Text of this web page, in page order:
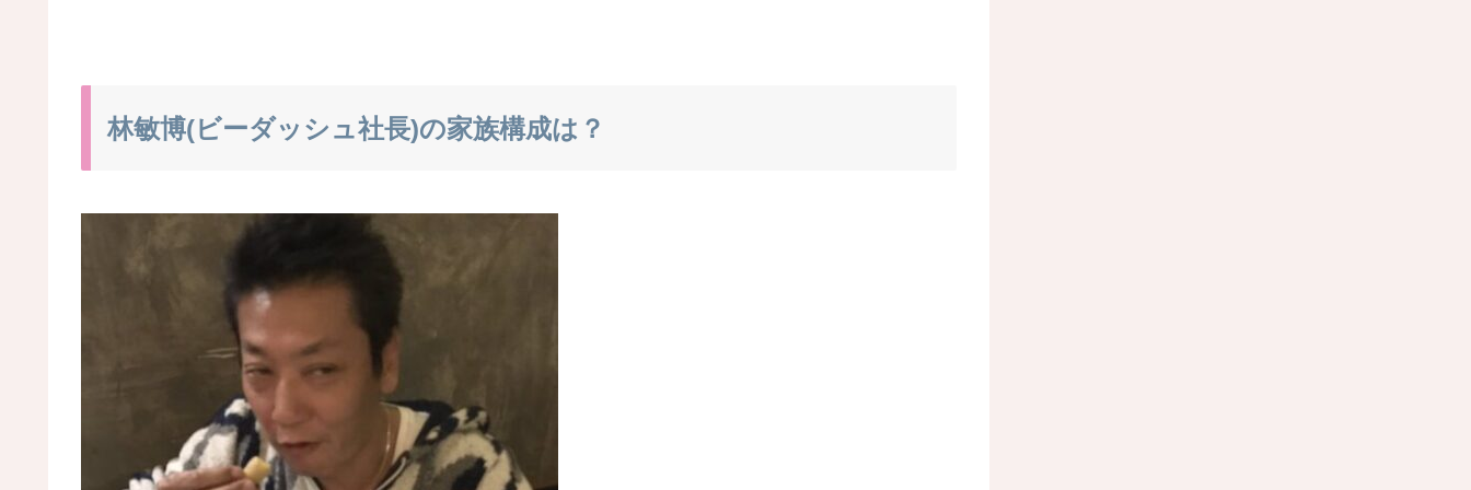
林敏博(ビーダッシュ社長)の家族構成は？